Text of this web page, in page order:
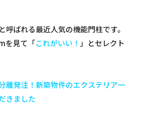
と呼ばれる最近人気の機能門柱です。
を見て「これがいい！ 」とセレクト
離発注！新築物件のエクステリア一
きました